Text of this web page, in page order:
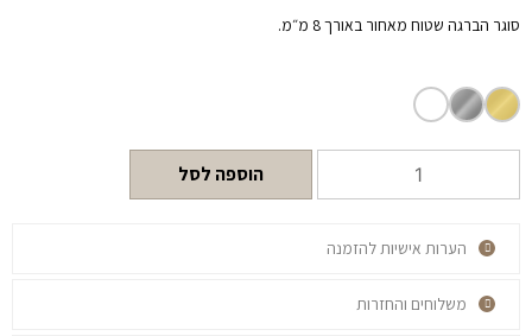
סוגר הברגה שטוח מאחור באורך 8 מ״מ.
הוספה לסל
הערות אישיות להזמנה
משלוחים והחזרות